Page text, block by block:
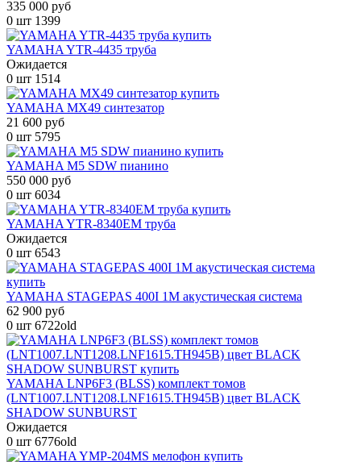
335 000 руб
0 шт 1399
YAMAHA YTR-4435 труба
Ожидается
0 шт 1514
YAMAHA MX49 синтезатор
21 600 руб
0 шт 5795
YAMAHA M5 SDW пианино
550 000 руб
0 шт 6034
YAMAHA YTR-8340EM труба
Ожидается
0 шт 6543
YAMAHA STAGEPAS 400I 1M акустическая система
62 900 руб
0 шт 6722old
YAMAHA LNP6F3 (BLSS) комплект томов
(LNT1007.LNT1208.LNF1615.TH945B) цвет BLACK
SHADOW SUNBURST
Ожидается
0 шт 6776old